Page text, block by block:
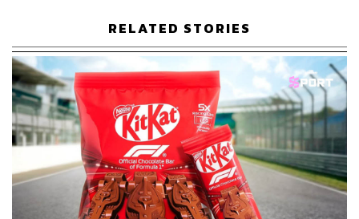
ตามรสช็อกโกแลต นม สตรอว์เบอร์รี เฉดสีภายในพาเลตต์จึง
เหมาะกับการแต่งตาหวานๆ ในโทนชมพู ซึ่งมีทั้งสีครีม สีพีช
ผสมชิมเมอร์ ไปจนถึงสีน้ำตาลทองที่สามารถใช้แต่งตา
สำหรับลุคประจำวันได้อย่างง่ายดาย
สาวไทยคงต้องรอลุ้นว่าต่อจากคอลเล็กชันพิกเลตต์ที่เพิ่งแลน
ดิ้งเข้าช็อปไทยไปหมาดๆ จะตามมาด้วยคอลเล็กชัน KitKat X
Etude House Eyeshadow Palette หรือไม่ แต่ถ้าใครอดใจ
รอไม่ไหวจะแวะซื้อขนม KitKat มากินเพลินๆ ก่อนก็ได้นะ
RELATED STORIES